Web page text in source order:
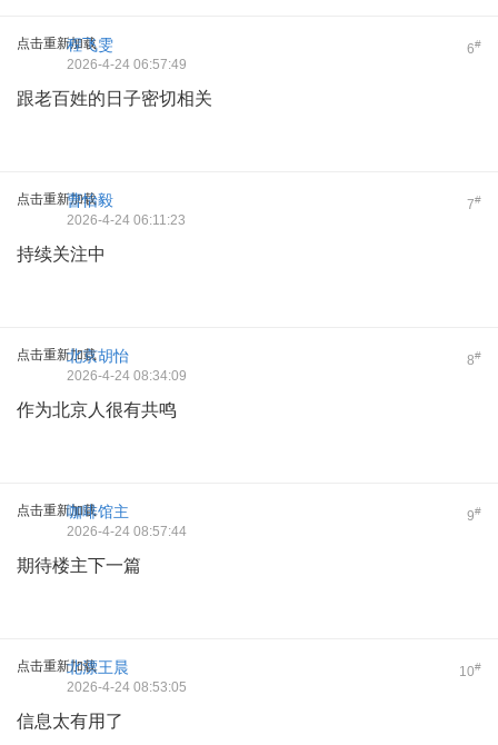
点击重新加载 6#
程飞雯
2026-4-24 06:57:49
跟老百姓的日子密切相关
点击重新加载 7#
曹怡毅
2026-4-24 06:11:23
持续关注中
点击重新加载 8#
北京胡怡
2026-4-24 08:34:09
作为北京人很有共鸣
点击重新加载 9#
咖啡馆主
2026-4-24 08:57:44
期待楼主下一篇
点击重新加载 10#
北漂王晨
2026-4-24 08:53:05
信息太有用了